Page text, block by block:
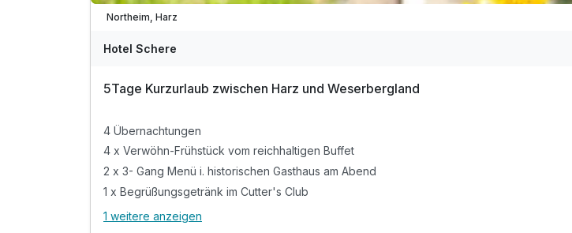
Northeim, Harz
Hotel Schere
5Tage Kurzurlaub zwischen Harz und Weserbergland
4 Übernachtungen
4 x Verwöhn-Frühstück vom reichhaltigen Buffet
2 x 3- Gang Menü i. historischen Gasthaus am Abend
1 x Begrüßungsgetränk im Cutter's Club
Alle Inklusivleistungen
1 weitere anzeigen